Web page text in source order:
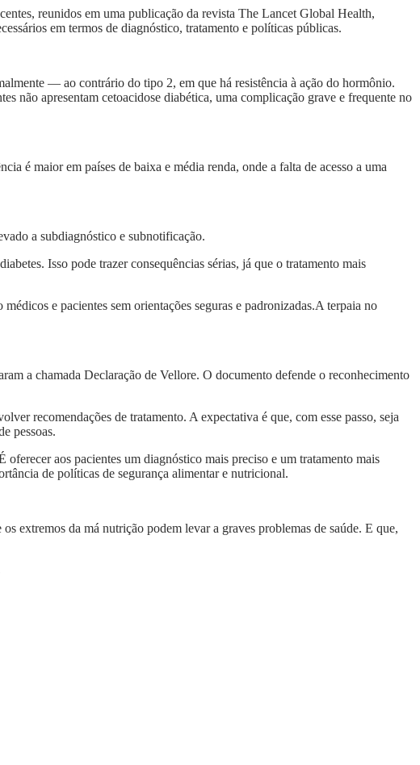
reunidos em uma publicação da revista The Lancet Global Health,
em termos de diagnóstico, tratamento e políticas públicas.
— ao contrário do tipo 2, em que há resistência à ação do hormônio.
não apresentam cetoacidose diabética, uma complicação grave e frequente no
é maior em países de baixa e média renda, onde a falta de acesso a uma
a subdiagnóstico e subnotificação.
Isso pode trazer consequências sérias, já que o tratamento mais
e pacientes sem orientações seguras e padronizadas.A terpaia no
a chamada Declaração de Vellore. O documento defende o reconhecimento
recomendações de tratamento. A expectativa é que, com esse passo, seja
pessoas.
aos pacientes um diagnóstico mais preciso e um tratamento mais
de políticas de segurança alimentar e nutricional.
extremos da má nutrição podem levar a graves problemas de saúde. E que,